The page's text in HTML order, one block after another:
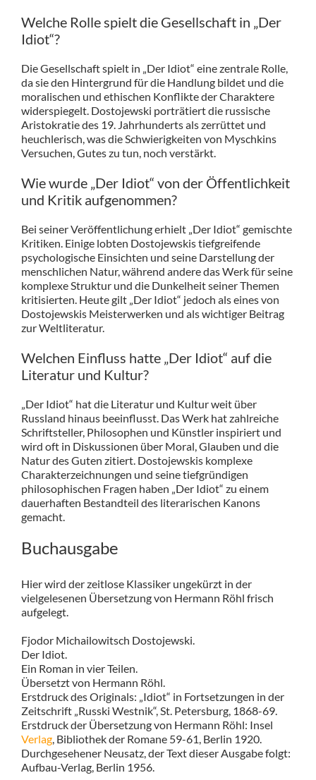
Welche Rolle spielt die Gesellschaft in „Der
Idiot“?
Die Gesellschaft spielt in „Der Idiot“ eine zentrale Rolle,
da sie den Hintergrund für die Handlung bildet und die
moralischen und ethischen Konflikte der Charaktere
widerspiegelt. Dostojewski porträtiert die russische
Aristokratie des 19. Jahrhunderts als zerrüttet und
heuchlerisch, was die Schwierigkeiten von Myschkins
Versuchen, Gutes zu tun, noch verstärkt.
Wie wurde „Der Idiot“ von der Öffentlichkeit
und Kritik aufgenommen?
Bei seiner Veröffentlichung erhielt „Der Idiot“ gemischte
Kritiken. Einige lobten Dostojewskis tiefgreifende
psychologische Einsichten und seine Darstellung der
menschlichen Natur, während andere das Werk für seine
komplexe Struktur und die Dunkelheit seiner Themen
kritisierten. Heute gilt „Der Idiot“ jedoch als eines von
Dostojewskis Meisterwerken und als wichtiger Beitrag
zur Weltliteratur.
Welchen Einfluss hatte „Der Idiot“ auf die
Literatur und Kultur?
„Der Idiot“ hat die Literatur und Kultur weit über
Russland hinaus beeinflusst. Das Werk hat zahlreiche
Schriftsteller, Philosophen und Künstler inspiriert und
wird oft in Diskussionen über Moral, Glauben und die
Natur des Guten zitiert. Dostojewskis komplexe
Charakterzeichnungen und seine tiefgründigen
philosophischen Fragen haben „Der Idiot“ zu einem
dauerhaften Bestandteil des literarischen Kanons
gemacht.
Buchausgabe
Hier wird der zeitlose Klassiker ungekürzt in der
vielgelesenen Übersetzung von Hermann Röhl frisch
aufgelegt.
Fjodor Michailowitsch Dostojewski.
Der Idiot.
Ein Roman in vier Teilen.
Übersetzt von Hermann Röhl.
Erstdruck des Originals: „Idiot“ in Fortsetzungen in der
Zeitschrift „Russki Westnik“, St. Petersburg, 1868-69.
Erstdruck der Übersetzung von Hermann Röhl: Insel
Verlag, Bibliothek der Romane 59-61, Berlin 1920.
Durchgesehener Neusatz, der Text dieser Ausgabe folgt:
Aufbau-Verlag, Berlin 1956.